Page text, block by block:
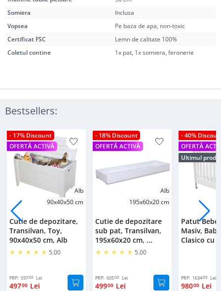
Somiera
Inclusa
Vopsea
Pe baza de apa, non-toxic
Certificat FSC
Lemn de calitate 100%
Coletul contine
1x pat, 1x somiera, feronerie
Bestsellers:
- 17% Discount
OFERTĂ ACTIVĂ
Alb
90x40x50 cm
Cutie de depozitare,
Transilvan, Toy,
90x40x50 cm, Alb
5.00
PRP: 59700 Lei
49700 Lei
- 18% Discount
OFERTĂ ACTIVĂ
Alb
195x60x20 cm
Cutie de depozitare
sub pat, Transilvan,
195x60x20 cm, ...
5.00
PRP: 60500 Lei
49900 Lei
- 40%
OFERTĂ
Ultimul
Patut
Masiv,
Clasico cu
PRP: 163400 Lei
98000 Lei